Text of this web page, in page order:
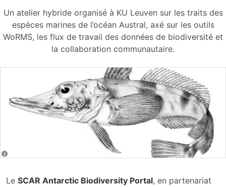
Un atelier hybride organisé à KU Leuven sur les traits des
espèces marines de l’océan Austral, axé sur les outils
WoRMS, les flux de travail des données de biodiversité et
la collaboration communautaire.
Le SCAR Antarctic Biodiversity Portal, en partenariat